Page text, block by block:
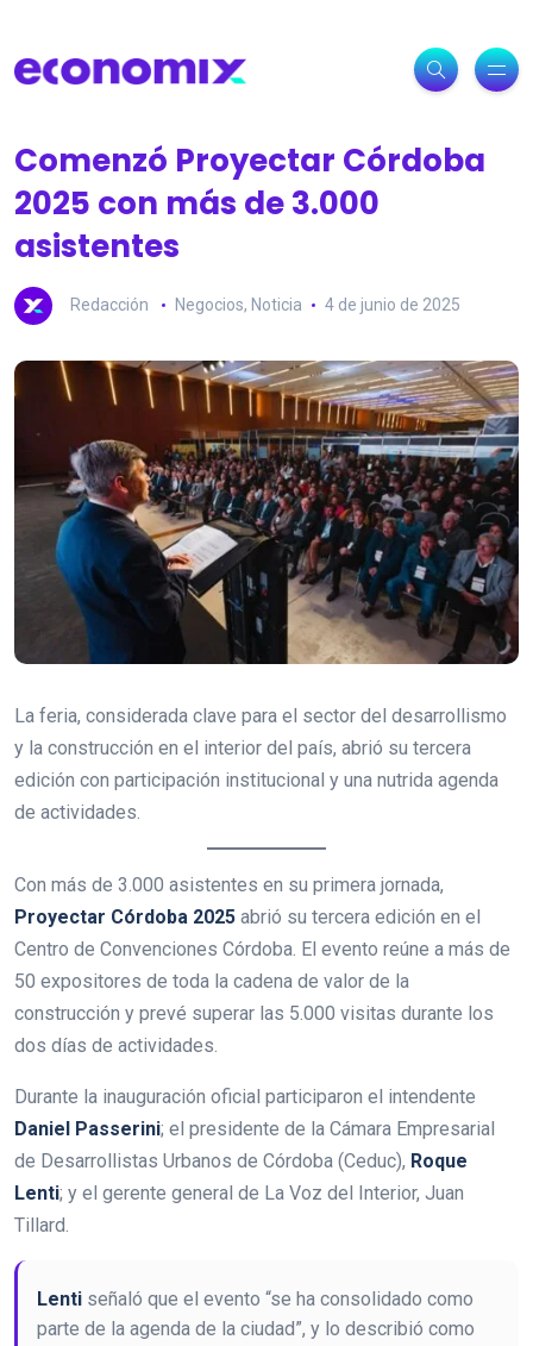
Comenzó Proyectar Córdoba
2025 con más de 3.000
asistentes
Redacción Negocios, Noticia 4 de junio de 2025
La feria, considerada clave para el sector del desarrollismo
y la construcción en el interior del país, abrió su tercera
edición con participación institucional y una nutrida agenda
de actividades.
Con más de 3.000 asistentes en su primera jornada,
Proyectar Córdoba 2025 abrió su tercera edición en el
Centro de Convenciones Córdoba. El evento reúne a más de
50 expositores de toda la cadena de valor de la
construcción y prevé superar las 5.000 visitas durante los
dos días de actividades.
Durante la inauguración oficial participaron el intendente
Daniel Passerini; el presidente de la Cámara Empresarial
de Desarrollistas Urbanos de Córdoba (Ceduc), Roque
Lenti; y el gerente general de La Voz del Interior, Juan
Tillard.
Lenti señaló que el evento “se ha consolidado como
parte de la agenda de la ciudad”, y lo describió como